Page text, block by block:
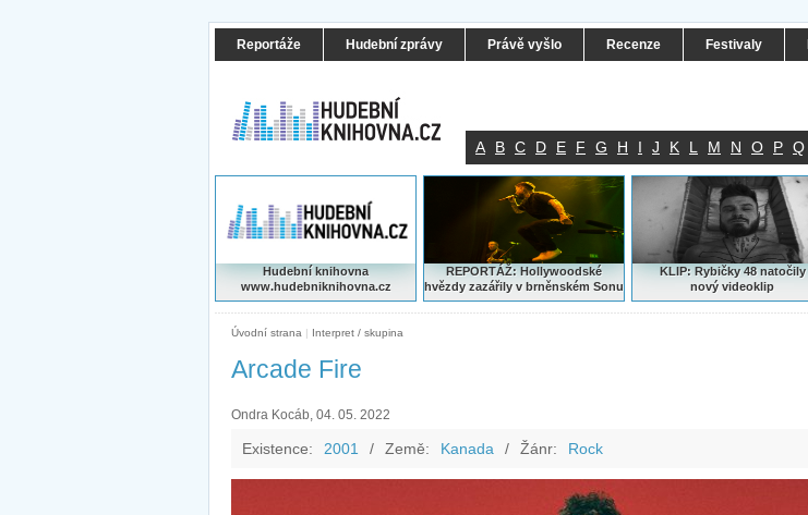
Reportáže Hudební zprávy Právě vyšlo Recenze Festivaly
A B C D E F G H I J K L M N O P Q
Hudební knihovna
www.hudebniknihovna.cz
REPORTÁŽ: Hollywoodské
hvězdy zazářily v brněnském Sonu
KLIP: Rybičky 48 natočily
nový videoklip
Úvodní strana | Interpret / skupina
Arcade Fire
Ondra Kocáb, 04. 05. 2022
Existence: 2001 / Země: Kanada / Žánr: Rock